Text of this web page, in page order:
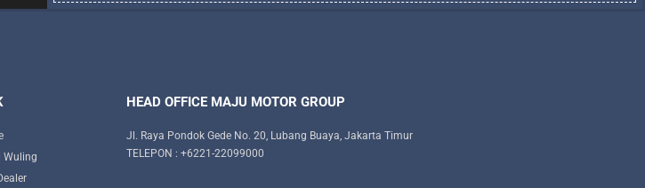
Wuling
HEAD OFFICE MAJU MOTOR GROUP
Jl. Raya Pondok Gede No. 20, Lubang Buaya, Jakarta Timur
TELEPON : +6221-22099000